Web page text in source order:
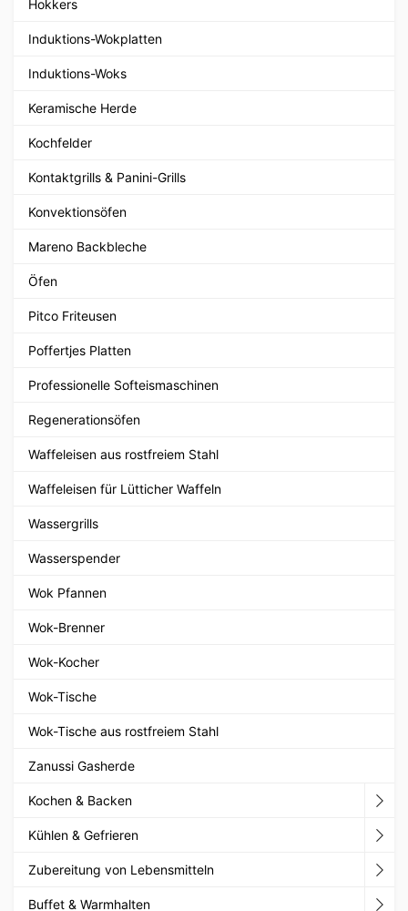
Hokkers
Induktions-Wokplatten
Induktions-Woks
Keramische Herde
Kochfelder
Kontaktgrills & Panini-Grills
Konvektionsöfen
Mareno Backbleche
Öfen
Pitco Friteusen
Poffertjes Platten
Professionelle Softeismaschinen
Regenerationsöfen
Waffeleisen aus rostfreiem Stahl
Waffeleisen für Lütticher Waffeln
Wassergrills
Wasserspender
Wok Pfannen
Wok-Brenner
Wok-Kocher
Wok-Tische
Wok-Tische aus rostfreiem Stahl
Zanussi Gasherde
Kochen & Backen
Kühlen & Gefrieren
Zubereitung von Lebensmitteln
Buffet & Warmhalten